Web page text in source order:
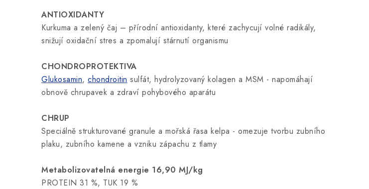
ANTIOXIDANTY
Kurkuma a zelený čaj – přírodní antioxidanty, které zachycují volné radikály,
snižují oxidační stres a zpomalují stárnutí organismu
CHONDROPROTEKTIVA
Glukosamin, chondroitin sulfát, hydrolyzovaný kolagen a MSM - napomáhají
obnově chrupavek a zdraví pohybového aparátu
CHRUP
Speciálně strukturované granule a mořská řasa kelpa - omezuje tvorbu zubního
plaku, zubního kamene a vzniku zápachu z tlamy
Metabolizovatelná energie 16,90 MJ/kg
PROTEIN 31 %, TUK 19 %